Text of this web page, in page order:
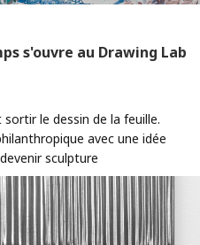
s'ouvre au Drawing Lab
le dessin de la feuille.
avec une idée
sculpture